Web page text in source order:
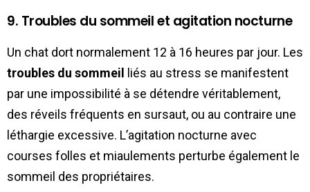
9. Troubles du sommeil et agitation nocturne
Un chat dort normalement 12 à 16 heures par jour. Les
troubles du sommeil liés au stress se manifestent
par une impossibilité à se détendre véritablement,
des réveils fréquents en sursaut, ou au contraire une
léthargie excessive. L’agitation nocturne avec
courses folles et miaulements perturbe également le
sommeil des propriétaires.